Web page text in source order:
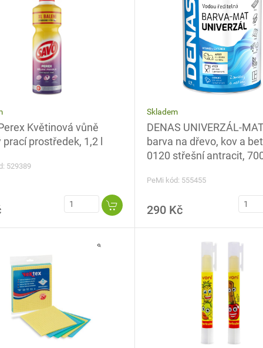
Květinová vůně
prostředek, 1,2 l
529389
Skladem
DENAS UNIVERZÁL-
barva na dřevo, kov a
0120 střešní antracit,
PeMi kód: 555455
290 Kč